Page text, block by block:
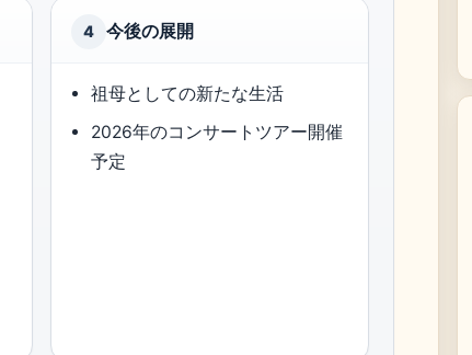
4 今後の展開
祖母としての新たな生活
2026年のコンサートツアー開催
予定